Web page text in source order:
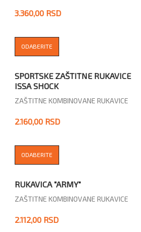
3.360,00 RSD
ODABERITE
SPORTSKE ZAŠTITNE RUKAVICE
ISSA SHOCK
ZAŠTITNE KOMBINOVANE RUKAVICE
2.160,00 RSD
ODABERITE
RUKAVICA "ARMY"
ZAŠTITNE KOMBINOVANE RUKAVICE
2.112,00 RSD